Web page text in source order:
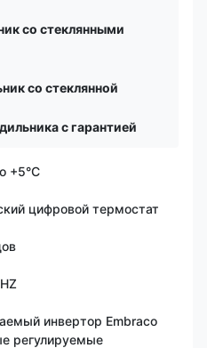
со стеклянными
со стеклянной
с гарантией
+5°C
цифровой термостат
инвертор Embraco
регулируемые